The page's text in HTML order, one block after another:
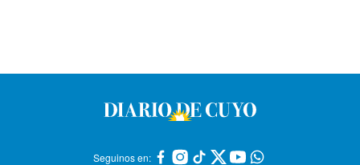
Seguinos en: